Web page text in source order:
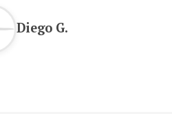
Diego G.